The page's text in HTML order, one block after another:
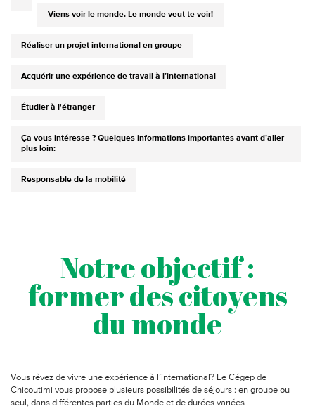
Viens voir le monde. Le monde veut te voir!
Réaliser un projet international en groupe
Acquérir une expérience de travail à l’international
Étudier à l'étranger
Ça vous intéresse ? Quelques informations importantes avant d’aller
plus loin:
Responsable de la mobilité
Notre objectif :
former des citoyens
du monde
Vous rêvez de vivre une expérience à l’international? Le Cégep de
Chicoutimi vous propose plusieurs possibilités de séjours : en groupe ou
seul, dans différentes parties du Monde et de durées variées.